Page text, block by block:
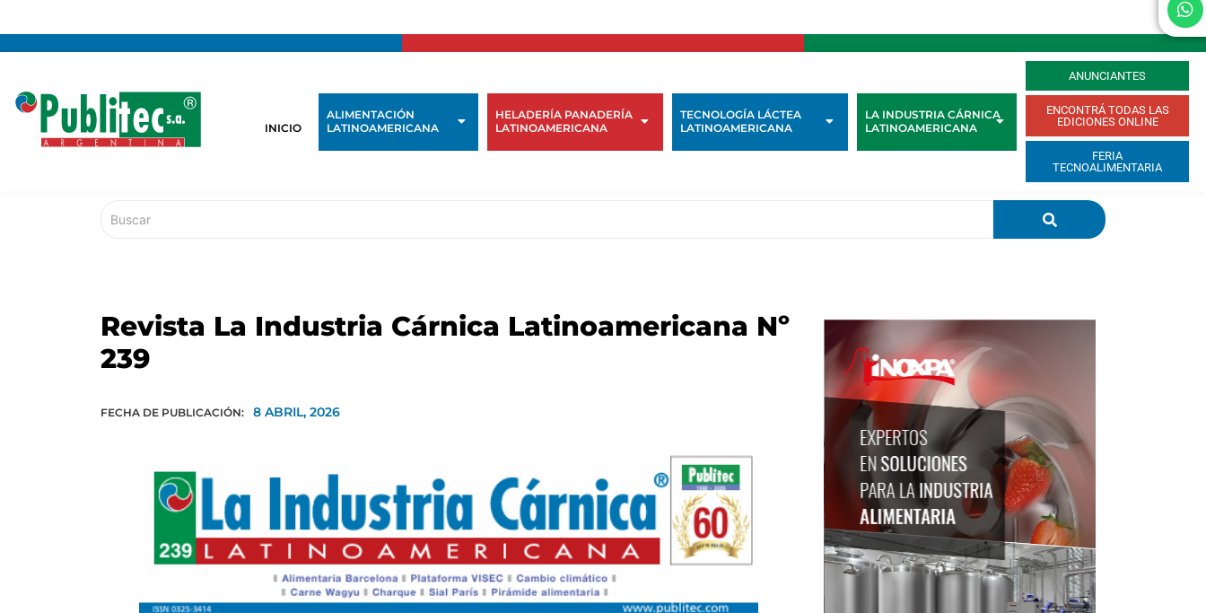
INICIO
ALIMENTACIÓN
LATINOAMERICANA
HELADERÍA PANADERÍA
LATINOAMERICANA
TECNOLOGÍA LÁCTEA
LATINOAMERICANA
LA INDUSTRIA CÁRNICA
LATINOAMERICANA
ANUNCIANTES
ENCONTRÁ TODAS LAS
EDICIONES ONLINE
FERIA
TECNOALIMENTARIA
Revista La Industria Cárnica Latinoamericana Nº
239
FECHA DE PUBLICACIÓN: 8 ABRIL, 2026